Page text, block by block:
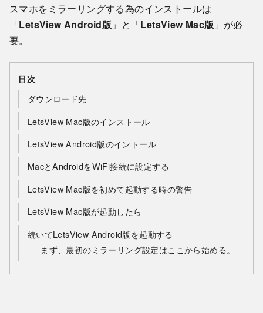
スマホをミラーリングする為のインストールは
「LetsView Android版 」と「LetsView Mac版 」が必
要。
目次
ダウンロード先
LetsView Mac版のインストール
LetsView Android版のイントール
MacとAndroidをWiFi接続に設定する
LetsView Mac版を初めて起動する時の警告
LetsView Mac版が起動したら
続いてLetsView Android版を起動する
まず、最初のミラーリング設定はここから始める。